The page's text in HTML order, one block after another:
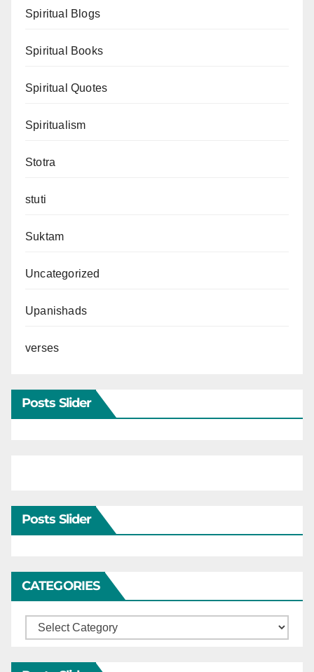
Spiritual Blogs
Spiritual Books
Spiritual Quotes
Spiritualism
Stotra
stuti
Suktam
Uncategorized
Upanishads
verses
Posts Slider
Posts Slider
CATEGORIES
Categories